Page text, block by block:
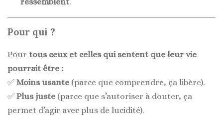
Pour qui ?
Pour tous ceux et celles qui sentent que leur vie
pourrait être :
✅ Moins usante (parce que comprendre, ça libère).
✅ Plus juste (parce que s’autoriser à douter, ça
permet d’agir avec plus de lucidité).